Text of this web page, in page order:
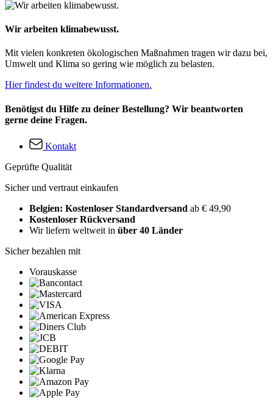
Wir arbeiten klimabewusst.
Mit vielen konkreten ökologischen Maßnahmen tragen wir dazu bei,
Umwelt und Klima so gering wie möglich zu belasten.
Hier findest du weitere Informationen.
Benötigst du Hilfe zu deiner Bestellung? Wir beantworten
gerne deine Fragen.
Kontakt
Geprüfte Qualität
Sicher und vertraut einkaufen
Belgien: Kostenloser Standardversand ab € 49,90
Kostenloser Rückversand
Wir liefern weltweit in über 40 Länder
Sicher bezahlen mit
Vorauskasse